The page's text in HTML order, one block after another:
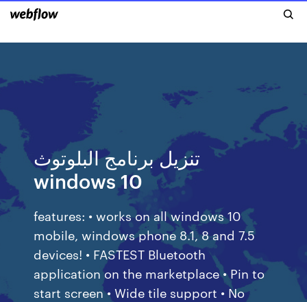
تنزيل برنامج البلوتوث
windows 10
features: • works on all windows 10
mobile, windows phone 8.1, 8 and 7.5
devices! • FASTEST Bluetooth
application on the marketplace • Pin to
start screen • Wide tile support • No